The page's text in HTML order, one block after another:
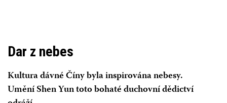
Dar z nebes
Kultura dávné Číny byla inspirována nebesy.
Umění Shen Yun toto bohaté duchovní dědictví
Vstupenky senevracejí
DEJTE POZOR NA INTERNETOVÉ PODVODNÍKY
UPOZORNĚNÍ: Nekupujte si vstupenky od online
překupníků anebo z webových stránek, na které přímo